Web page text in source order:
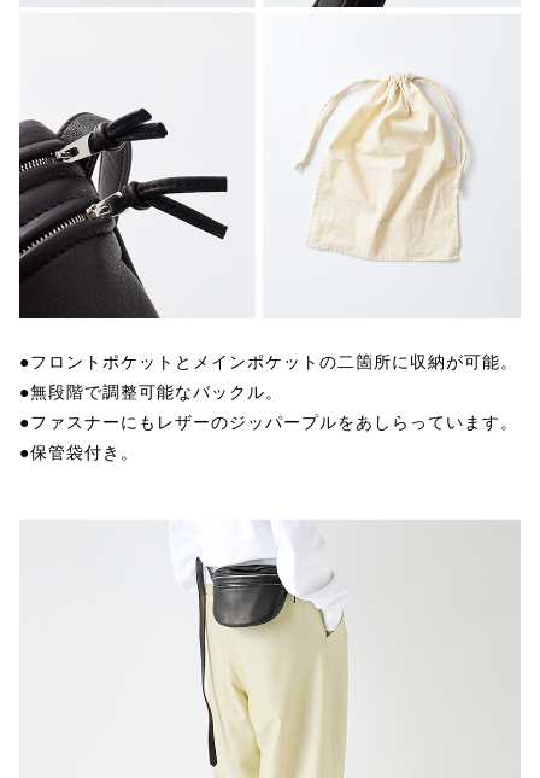
●フロントポケットとメインポケットの二箇所に収納が可能。
●無段階で調整可能なバックル。
●ファスナーにもレザーのジッパープルをあしらっています。
●保管袋付き。